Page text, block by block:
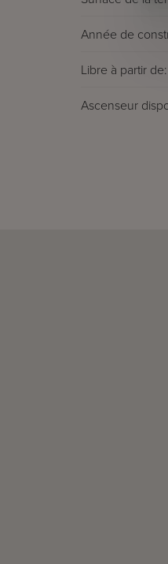
Année de
Libre à partir de:
Ascenseur